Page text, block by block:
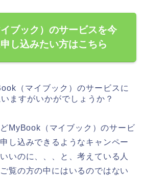
ブック）のサービスを今
し込みたい方はこちら
（マイブック）のサービスに
ますがいかがでしょうか？
MyBook（マイブック）のサービ
し込みできるようなキャンペー
いのに、、、と、考えている人
覧の方の中にはいるのではない